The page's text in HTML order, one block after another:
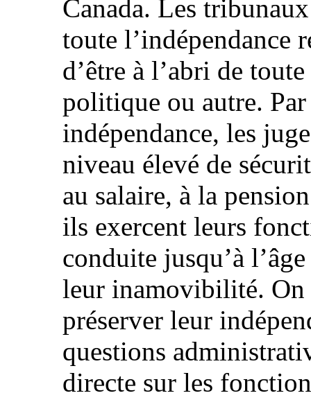
Canada. Les
toute l’indépendance
d’être à l’abri de
politique ou autre.
indépendance, les
niveau élevé de
au salaire, à la
ils exercent leurs
conduite jusqu’à
leur inamovibilité. On
préserver leur
questions
directe sur les